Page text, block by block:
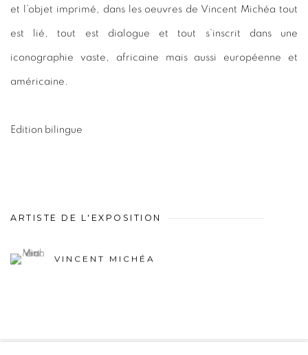
et l’objet imprimé, dans les oeuvres de Vincent Michéa tout
est lié, tout est dialogue et tout s’inscrit dans une
iconographie vaste, africaine mais aussi européenne et
américaine.
Edition bilingue
ARTISTE DE L'EXPOSITION
VINCENT MICHÉA